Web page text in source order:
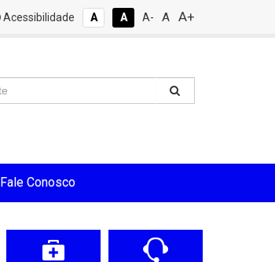
Acessibilidade A A A- A A+
Fale Conosco